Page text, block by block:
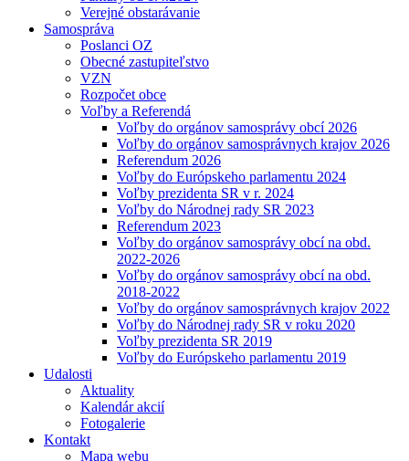
Verejné obstarávanie
Samospráva
Poslanci OZ
Obecné zastupiteľstvo
VZN
Rozpočet obce
Voľby a Referendá
Voľby do orgánov samosprávy obcí 2026
Voľby do orgánov samosprávnych krajov 2026
Referendum 2026
Voľby do Európskeho parlamentu 2024
Voľby prezidenta SR v r. 2024
Voľby do Národnej rady SR 2023
Referendum 2023
Voľby do orgánov samosprávy obcí na obd.
2022-2026
Voľby do orgánov samosprávy obcí na obd.
2018-2022
Voľby do orgánov samosprávnych krajov 2022
Voľby do Národnej rady SR v roku 2020
Voľby prezidenta SR 2019
Voľby do Európskeho parlamentu 2019
Udalosti
Aktuality
Kalendár akcií
Fotogalerie
Kontakt
Mapa webu